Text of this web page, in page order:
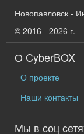
Новопавловск -
© 2016 - 2026 г.
О CyberBOX
О проекте
Наши контакты
Мы в соц